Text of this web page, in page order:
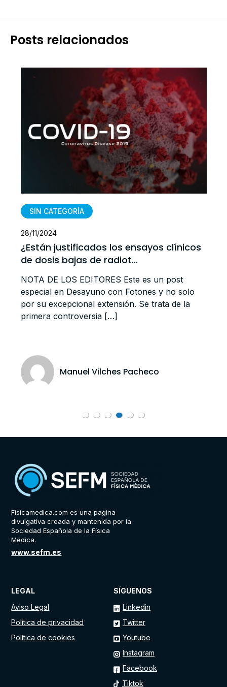
Posts relacionados
SIN CATEGORÍA
28/11/2024
¿Están justificados los ensayos clínicos
de dosis bajas de radiot...
NOTA DE LOS EDITORES Este es un post
especial en Desayuno con Fotones y no solo
por su excepcional extensión. Se trata de la
primera controversia […]
Manuel Vilches Pacheco
Fisicamedica.com es una pagina
divulgativa creada y mantenida por la
Sociedad Española de la Física
Médica.
www.sefm.es
SÍGUENOS
Linkedin
Twitter
Youtube
Instagram
Facebook
Tiktok
LEGAL
Aviso Legal
Política de privacidad
Política de cookies